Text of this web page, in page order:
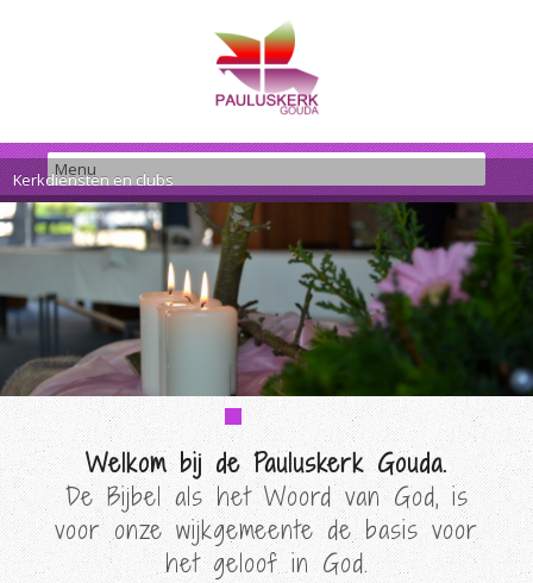
Kerkdiensten en clubs
Welkom bij de Pauluskerk Gouda.
De Bijbel als het Woord van God, is
voor onze wijkgemeente de basis voor
het geloof in God.